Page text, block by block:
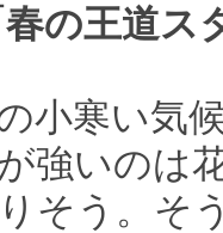
春の王道
小寒い気
強いのは
そう。そ